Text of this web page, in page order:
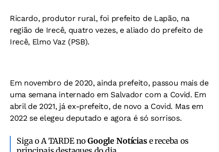
Ricardo, produtor rural, foi prefeito de Lapão, na
região de Irecê, quatro vezes, e aliado do prefeito de
Irecê, Elmo Vaz (PSB).
Em novembro de 2020, ainda prefeito, passou mais de
uma semana internado em Salvador com a Covid. Em
abril de 2021, já ex-prefeito, de novo a Covid. Mas em
2022 se elegeu deputado e agora é só sorrisos.
Siga o A TARDE noGoogle Notíciase receba os